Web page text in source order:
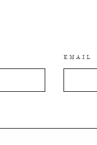
EMAIL